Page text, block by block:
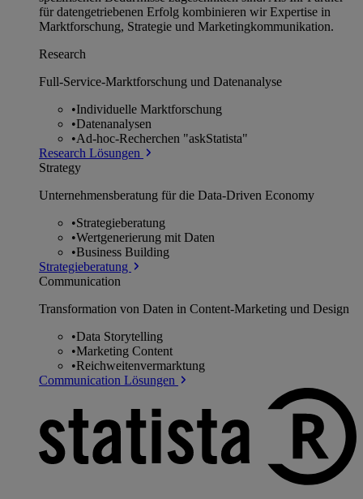
für datengetriebenen Erfolg kombinieren wir Expertise in
Marktforschung, Strategie und Marketingkommunikation.
Research
Full-Service-Marktforschung und Datenanalyse
•Individuelle Marktforschung
•Datenanalysen
•Ad-hoc-Recherchen "askStatista"
Research Lösungen
Strategy
Unternehmens­beratung für die Data-Driven Economy
•Strategieberatung
•Wertgenerierung mit Daten
•Business Building
Strategieberatung
Communication
Transformation von Daten in Content-Marketing und Design
•Data Storytelling
•Marketing Content
•Reichweitenvermarktung
Communication Lösungen